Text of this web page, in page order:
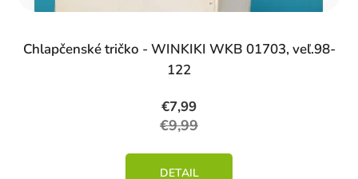
Chlapčenské tričko - WINKIKI WKB 01703, veľ.98-
122
€7,99
€9,99
DETAIL